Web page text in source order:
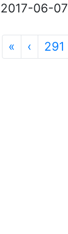
2017-06-07
« 第一頁
‹ 上一頁
291